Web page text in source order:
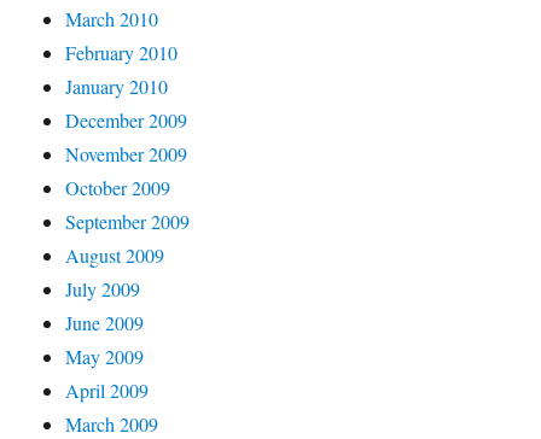
March 2010
February 2010
January 2010
December 2009
November 2009
October 2009
September 2009
August 2009
July 2009
June 2009
May 2009
April 2009
March 2009